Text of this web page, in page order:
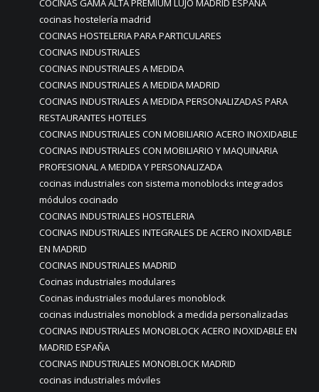
COCINAS GAMA ALTA PREMIUM LUJO MADRID ESPAÑA
cocinas hostelería madrid
COCINAS HOSTELERIA PARA PARTICULARES
COCINAS INDUSTRIALES
COCINAS INDUSTRIALES A MEDIDA
COCINAS INDUSTRIALES A MEDIDA MADRID
COCINAS INDUSTRIALES A MEDIDA PERSONALIZADAS PARA
RESTAURANTES HOTELES
COCINAS INDUSTRIALES CON MOBILIARIO ACERO INOXIDABLE
COCINAS INDUSTRIALES CON MOBILIARIO Y MAQUINARIA
PROFESIONAL A MEDIDA Y PERSONALIZADA
cocinas industriales con sistema monoblocks integrados
módulos cocinado
COCINAS INDUSTRIALES HOSTELERIA
COCINAS INDUSTRIALES INTEGRALES DE ACERO INOXIDABLE
EN MADRID
COCINAS INDUSTRIALES MADRID
Cocinas industriales modulares
Cocinas industriales modulares monoblock
cocinas industriales monoblock a medida personalizadas
COCINAS INDUSTRIALES MONOBLOCK ACERO INOXIDABLE EN
MADRID ESPAÑA
COCINAS INDUSTRIALES MONOBLOCK MADRID
cocinas industriales móviles